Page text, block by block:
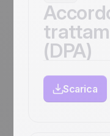
(DPA)
Scarica